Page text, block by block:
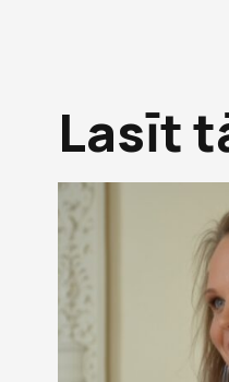
Lasīt